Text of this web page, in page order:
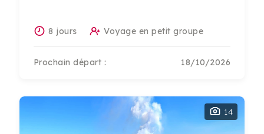
8 jours Voyage en petit groupe
Prochain départ : 18/10/2026
14